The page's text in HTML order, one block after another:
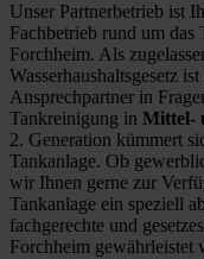
Unser Partnerbetrieb ist
Fachbetrieb rund um
Forchheim. Als
Wasserhaushaltsgesetz
Ansprechpartner in
Tankreinigung in Mittel-
2. Generation kümmert
Tankanlage. Ob
wir Ihnen gerne zur
Tankanlage ein speziell
fachgerechte und
Forchheim gewährleistet